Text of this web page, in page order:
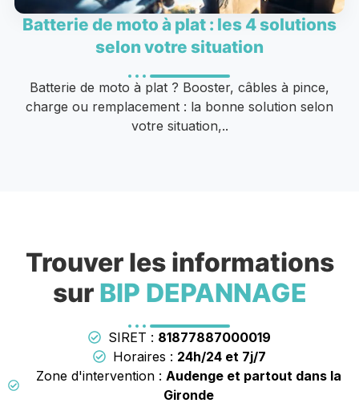
Batterie de moto à plat : les 4 solutions
selon votre situation
Batterie de moto à plat ? Booster, câbles à pince,
charge ou remplacement : la bonne solution selon
votre situation,..
Trouver les informations
sur BIP DEPANNAGE
SIRET : 81877887000019
Horaires : 24h/24 et 7j/7
Zone d'intervention :Audenge et partout dans la
Gironde